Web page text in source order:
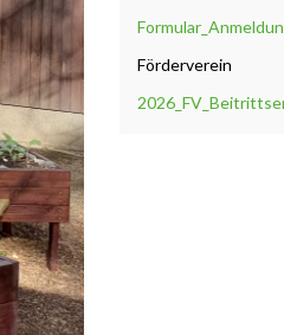
Förderverein